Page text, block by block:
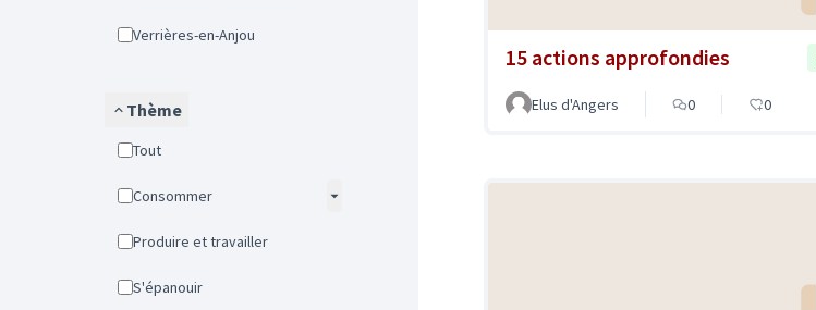
Verrières-en-Anjou
Thème
Tout
Consommer
Produire et travailler
S'épanouir
15 actions approfondies
Elus d'Angers 0 0